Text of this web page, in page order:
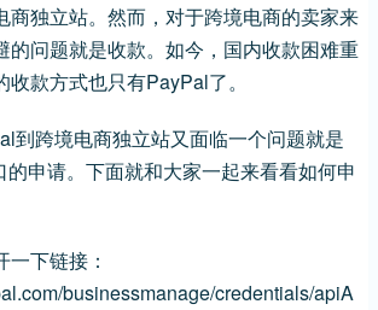
商独立站。然而，对于跨境电商的卖家来
的问题就是收款。如今，国内收款困难重
款方式也只有PayPal了。
到跨境电商独立站又面临一个问题就是
申请。下面就和大家一起来看看如何申
下链接：
businessmanage/credentials/apiA